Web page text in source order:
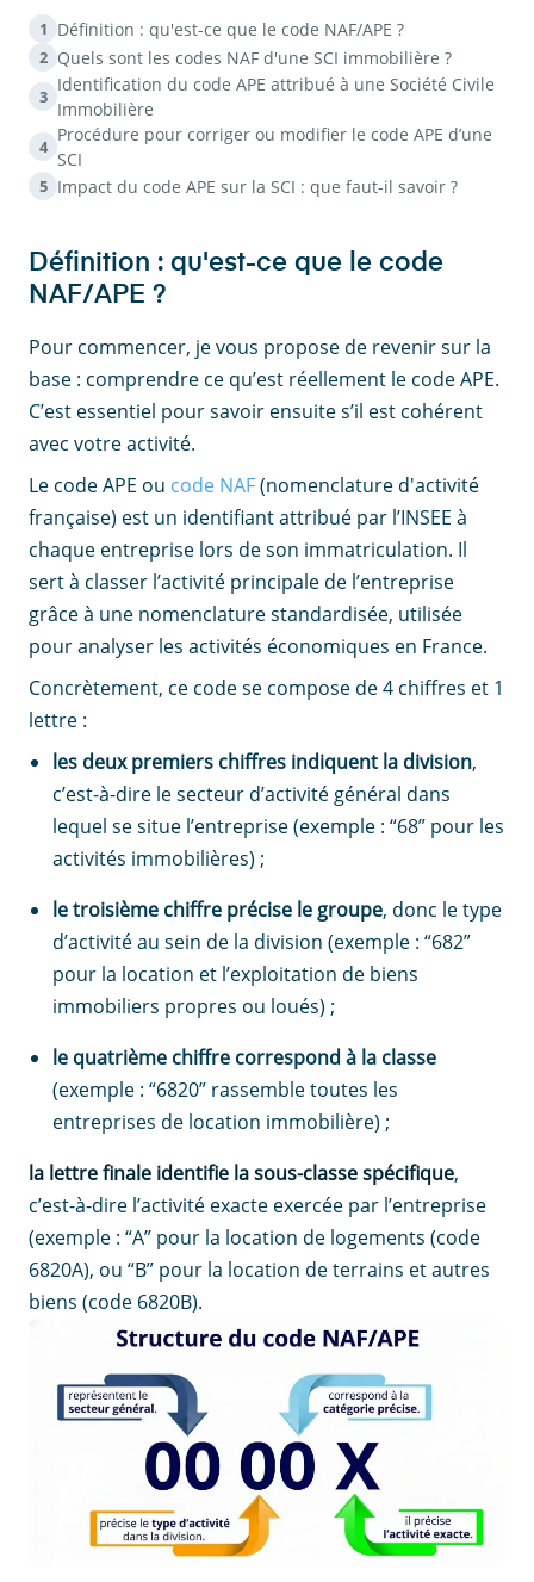
1 Définition : qu'est-ce que le code NAF/APE ?
2 Quels sont les codes NAF d'une SCI immobilière ?
3
Identification du code APE attribué à une Société Civile
Immobilière
4
Procédure pour corriger ou modifier le code APE d’une
SCI
5 Impact du code APE sur la SCI : que faut-il savoir ?
Définition : qu'est-ce que le code
NAF/APE ?
Pour commencer, je vous propose de revenir sur la
base : comprendre ce qu’est réellement le code APE.
C’est essentiel pour savoir ensuite s’il est cohérent
avec votre activité.
Le code APE ou code NAF(nomenclature d'activité
française) est un identifiant attribué par l’INSEE à
chaque entreprise lors de son immatriculation. Il
sert à classer l’activité principale de l’entreprise
grâce à une nomenclature standardisée, utilisée
pour analyser les activités économiques en France.
Concrètement, ce code se compose de 4 chiffres et 1
lettre :
les deux premiers chiffres indiquent la division,
c’est-à-dire le secteur d’activité général dans
lequel se situe l’entreprise (exemple : “68” pour les
activités immobilières) ;
le troisième chiffre précise le groupe, donc le type
d’activité au sein de la division (exemple : “682”
pour la location et l’exploitation de biens
immobiliers propres ou loués) ;
le quatrième chiffre correspond à la classe
(exemple : “6820” rassemble toutes les
entreprises de location immobilière) ;
la lettre finale identifie la sous-classe spécifique,
c’est-à-dire l’activité exacte exercée par l’entreprise
(exemple : “A” pour la location de logements (code
6820A), ou “B” pour la location de terrains et autres
biens (code 6820B).